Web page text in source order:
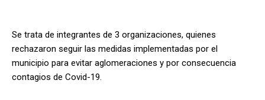
Se trata de integrantes de 3 organizaciones, quienes
rechazaron seguir las medidas implementadas por el
municipio para evitar aglomeraciones y por consecuencia
contagios de Covid-19.